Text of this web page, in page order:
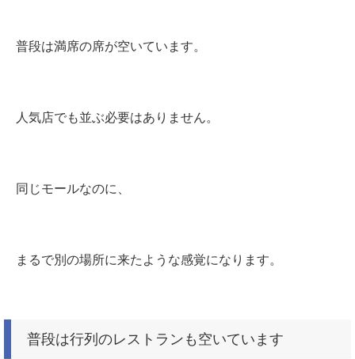
普段は満席の席が空いています。
人気店でも並ぶ必要はありません。
同じモールなのに、
まるで別の場所に来たような感覚になります。
普段は行列のレストランも空いています